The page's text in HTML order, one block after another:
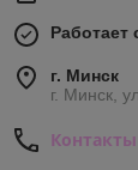
Работает
г. Минск
г. Минск,
Контакты